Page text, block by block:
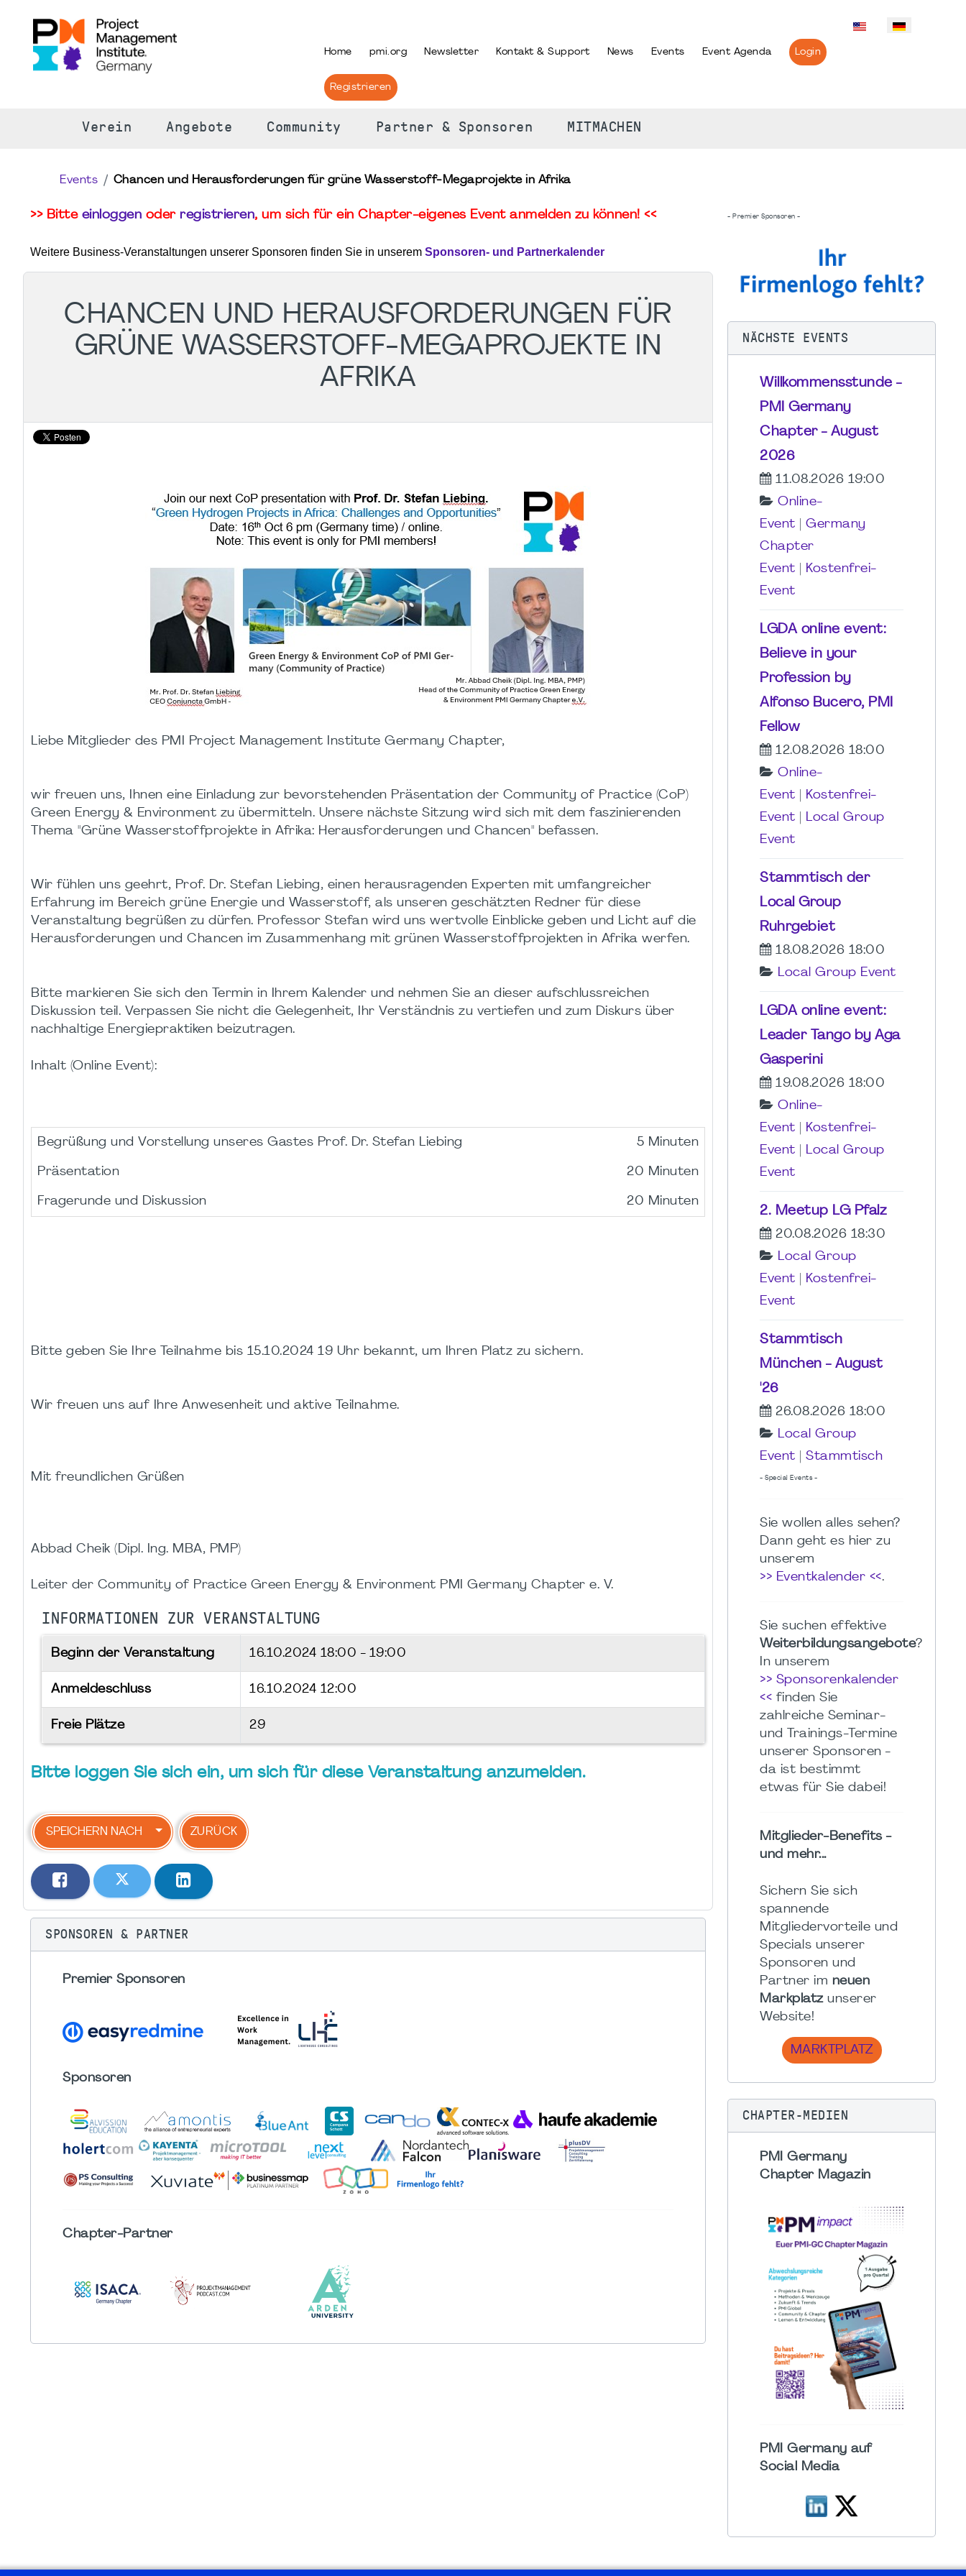
Home pmi.org Newsletter Kontakt & Support News Events Event Agenda Login
Registrieren
Verein Angebote Community Partner & Sponsoren MITMACHEN
Events Chancen und Herausforderungen für grüne Wasserstoff-Megaprojekte in Afrika
>> Bitte einloggen oder registrieren, um sich für ein Chapter-eigenes Event anmelden zu können! <<
Weitere Business-Veranstaltungen unserer Sponsoren finden Sie in unserem Sponsoren- und Partnerkalender
CHANCEN UND HERAUSFORDERUNGEN FÜR
GRÜNE WASSERSTOFF-MEGAPROJEKTE IN
AFRIKA
Liebe Mitglieder des PMI Project Management Institute Germany Chapter,
wir freuen uns, Ihnen eine Einladung zur bevorstehenden Präsentation der Community of Practice (CoP)
Green Energy & Environment zu übermitteln. Unsere nächste Sitzung wird sich mit dem faszinierenden
Thema "Grüne Wasserstoffprojekte in Afrika: Herausforderungen und Chancen" befassen.
Wir fühlen uns geehrt, Prof. Dr. Stefan Liebing, einen herausragenden Experten mit umfangreicher
Erfahrung im Bereich grüne Energie und Wasserstoff, als unseren geschätzten Redner für diese
Veranstaltung begrüßen zu dürfen. Professor Stefan wird uns wertvolle Einblicke geben und Licht auf die
Herausforderungen und Chancen im Zusammenhang mit grünen Wasserstoffprojekten in Afrika werfen.
Bitte markieren Sie sich den Termin in Ihrem Kalender und nehmen Sie an dieser aufschlussreichen
Diskussion teil. Verpassen Sie nicht die Gelegenheit, Ihr Verständnis zu vertiefen und zum Diskurs über
nachhaltige Energiepraktiken beizutragen.
Inhalt (Online Event):
Begrüßung und Vorstellung unseres Gastes Prof. Dr. Stefan Liebing 5 Minuten
Präsentation 20 Minuten
Fragerunde und Diskussion 20 Minuten
Bitte geben Sie Ihre Teilnahme bis 15.10.2024 19 Uhr bekannt, um Ihren Platz zu sichern.
Wir freuen uns auf Ihre Anwesenheit und aktive Teilnahme.
Mit freundlichen Grüßen
Abbad Cheik (Dipl. Ing. MBA, PMP)
Leiter der Community of Practice Green Energy & Environment PMI Germany Chapter e. V.
INFORMATIONEN ZUR VERANSTALTUNG
Beginn der Veranstaltung 16.10.2024 18:00 - 19:00
Anmeldeschluss 16.10.2024 12:00
Freie Plätze 29
Bitte loggen Sie sich ein, um sich für diese Veranstaltung anzumelden.
SPEICHERN NACH ZURÜCK
SPONSOREN & PARTNER
Premier Sponsoren
Sponsoren
Chapter-Partner
- Premier Sponsoren -
NÄCHSTE EVENTS
Willkommensstunde -
PMI Germany
Chapter - August
2026
11.08.2026 19:00
Online-
Event
Germany
Chapter
Event
Kostenfrei-
Event
LGDA online event:
Believe in your
Profession by
Alfonso Bucero, PMI
Fellow
12.08.2026 18:00
Online-
Event
Kostenfrei-
Event
Local Group
Event
Stammtisch der
Local Group
Ruhrgebiet
18.08.2026 18:00
Local Group Event
LGDA online event:
Leader Tango by Aga
Gasperini
19.08.2026 18:00
Online-
Event
Kostenfrei-
Event
Local Group
Event
2. Meetup LG Pfalz
20.08.2026 18:30
Local Group
Event
Kostenfrei-
Event
Stammtisch
München - August
'26
26.08.2026 18:00
Local Group
Event
Stammtisch
- Special Events -
Sie wollen alles sehen?
Dann geht es hier zu
unserem
>> Eventkalender <<.
Sie suchen effektive
Weiterbildungsangebote?
In unserem
>> Sponsorenkalender
<< finden Sie
zahlreiche Seminar-
und Trainings-Termine
unserer Sponsoren -
da ist bestimmt
etwas für Sie dabei!
Mitglieder-Benefits -
und mehr...
Sichern Sie sich
spannende
Mitgliedervorteile und
Specials unserer
Sponsoren und
Partner im neuen
Markplatzunserer
Website!
MARKTPLATZ
CHAPTER-MEDIEN
PMI Germany
Chapter Magazin
PMI Germany auf
Social Media